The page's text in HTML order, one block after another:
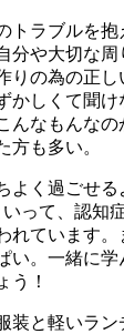
トラブルを
分や大切な
りの為の正
かしくて聞
んなもんな
方も多い。
よく過ごせる
って、認知
れています
い。一緒に
う！
装と軽いラン